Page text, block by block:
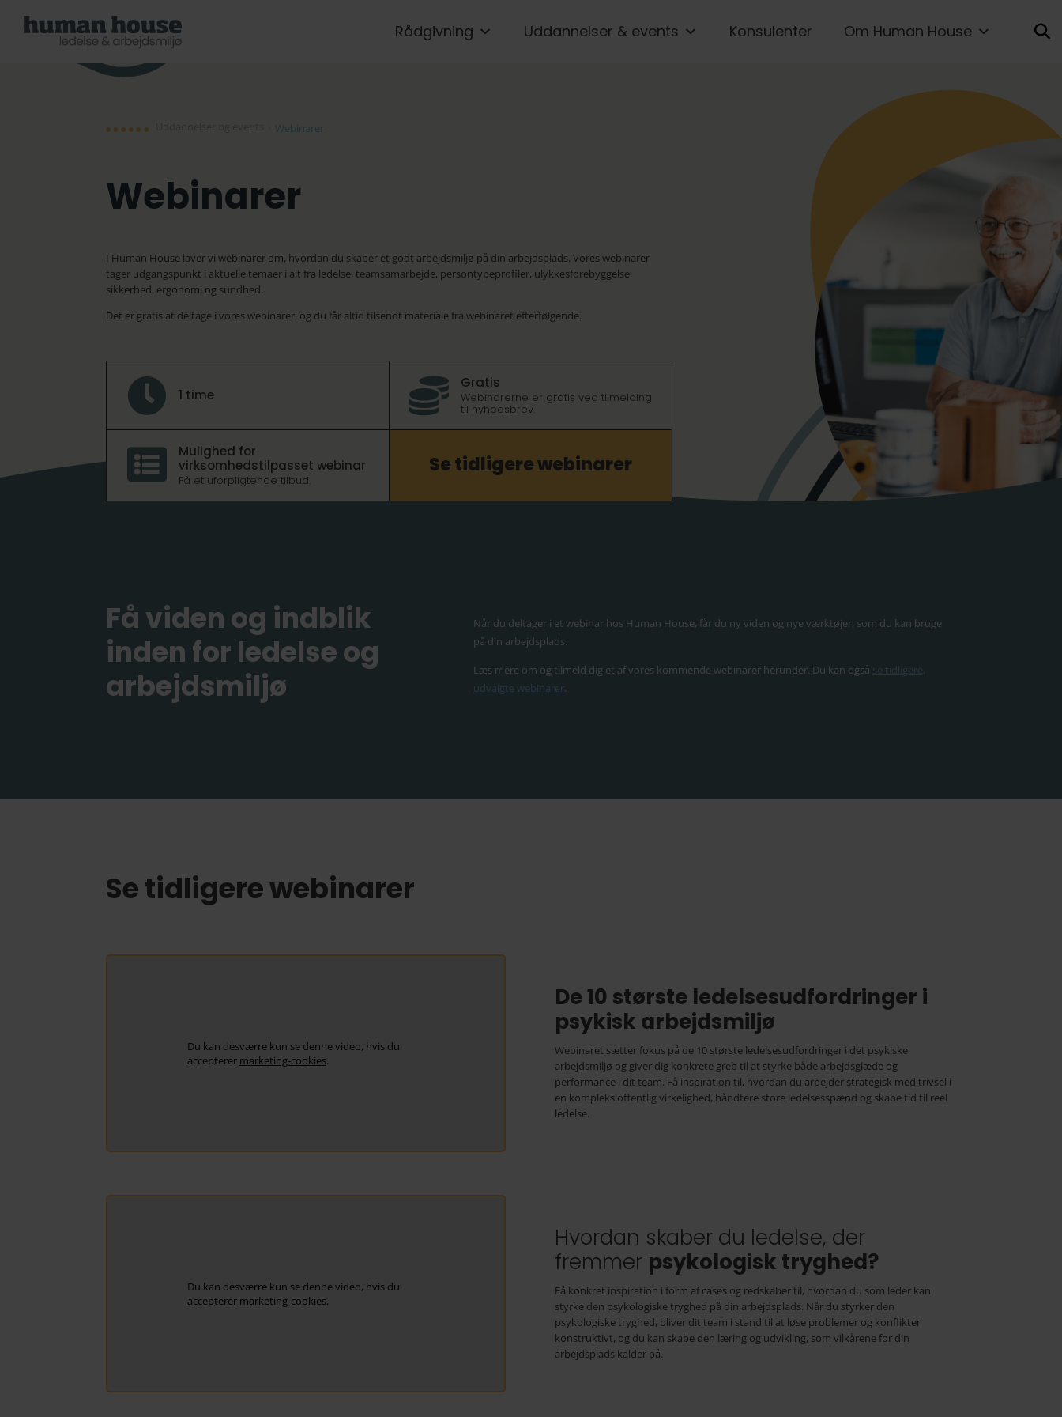
Rådgivning Uddannelser & events Konsulenter Om Human House
Webinarer
Webinarer
I Human House laver vi webinarer om, hvordan du skaber et godt arbejdsmiljø på din arbejdsplads. Vores webinarer
tager udgangspunkt i aktuelle temaer i alt fra ledelse, teamsamarbejde, persontypeprofiler, ulykkesforebyggelse,
sikkerhed, ergonomi og sundhed.
Det er gratis at deltage i vores webinarer, og du får altid tilsendt materiale fra webinaret efterfølgende.
 1 time  Gratis
Webinarerne er gratis ved tilmelding
til nyhedsbrev.

Mulighed for
virksomhedstilpasset webinar
Få et uforpligtende tilbud.
Se tidligere webinarer
Få viden og indblik
inden for ledelse og
arbejdsmiljø
Når du deltager i et webinar hos Human House, får du ny viden og nye værktøjer, som du kan bruge
på din arbejdsplads.
Læs mere om og tilmeld dig et af vores kommende webinarer herunder. Du kan også se tidligere,
udvalgte webinarer.
Se tidligere webinarer
Du kan desværre kun se denne video, hvis du
accepterer marketing-cookies.
De 10 største ledelsesudfordringer i
psykisk arbejdsmiljø
Webinaret sætter fokus på de 10 største ledelsesudfordringer i det psykiske
arbejdsmiljø og giver dig konkrete greb til at styrke både arbejdsglæde og
performance i dit team. Få inspiration til, hvordan du arbejder strategisk med trivsel i
en kompleks offentlig virkelighed, håndtere store ledelsesspænd og skabe tid til reel
ledelse.
Du kan desværre kun se denne video, hvis du
accepterer marketing-cookies.
Hvordan skaber du ledelse, der
fremmer psykologisk tryghed?
Få konkret inspiration i form af cases og redskaber til, hvordan du som leder kan
styrke den psykologiske tryghed på din arbejdsplads. Når du styrker den
psykologiske tryghed, bliver dit team i stand til at løse problemer og konflikter
konstruktivt, og du kan skabe den læring og udvikling, som vilkårene for din
arbejdsplads kalder på.